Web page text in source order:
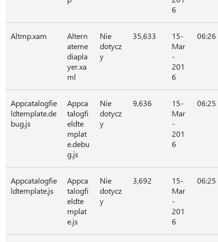
6
Altmp.xam
Altern
ateme
diapla
yer.xa
ml
Nie
dotycz
y
35,633
15-
Mar
-
201
6
06:26
Appcatalogfie
ldtemplate.de
bug.js
Appca
talogfi
eldte
mplat
e.debu
g.js
Nie
dotycz
y
9,636
15-
Mar
-
201
6
06:25
Appcatalogfie
ldtemplate.js
Appca
talogfi
eldte
mplat
e.js
Nie
dotycz
y
3,692
15-
Mar
-
201
6
06:25